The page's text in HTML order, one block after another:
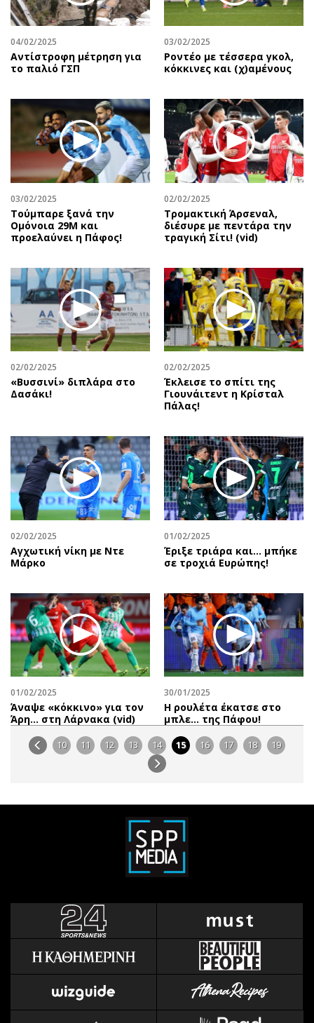
04/02/2025
Αντίστροφη μέτρηση για
το παλιό ΓΣΠ
03/02/2025
Ροντέο με τέσσερα γκολ,
κόκκινες και (χ)αμένους
03/02/2025
Τούμπαρε ξανά την
Ομόνοια 29Μ και
προελαύνει η Πάφος!
02/02/2025
Τρομακτική Άρσεναλ,
διέσυρε με πεντάρα την
τραγική Σίτι! (vid)
02/02/2025
«Βυσσινί» διπλάρα στο
Δασάκι!
02/02/2025
Έκλεισε το σπίτι της
Γιουνάιτεντ η Κρίσταλ
Πάλας!
02/02/2025
Αγχωτική νίκη με Ντε
Μάρκο
01/02/2025
Έριξε τριάρα και… μπήκε
σε τροχιά Ευρώπης!
01/02/2025
Άναψε «κόκκινο» για τον
Άρη… στη Λάρνακα (vid)
30/01/2025
Η ρουλέτα έκατσε στο
μπλε… της Πάφου!
10 11 12 13 14 15 16 17 18 19